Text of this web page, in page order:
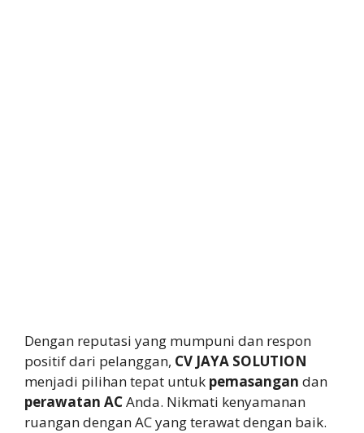
Dengan reputasi yang mumpuni dan respon
positif dari pelanggan, CV JAYA SOLUTION
menjadi pilihan tepat untuk pemasangan dan
perawatan ACAnda. Nikmati kenyamanan
ruangan dengan AC yang terawat dengan baik.